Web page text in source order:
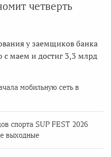
четверть
у заемщиков банка
с маем и достиг 3,3 млрд
мобильную сеть в
спорта SUP FEST 2026
выходные